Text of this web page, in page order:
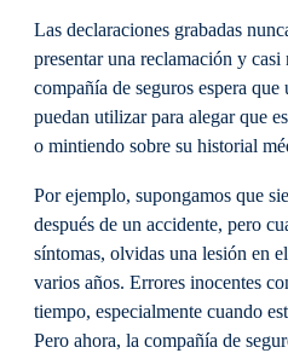
Las declaraciones grabadas
presentar una reclamación y
compañía de seguros espera
puedan utilizar para alegar que
o mintiendo sobre su historial
Por ejemplo, supongamos que
después de un accidente, pero
síntomas, olvidas una lesión en
varios años. Errores inocentes
tiempo, especialmente cuando
Pero ahora, la compañía de